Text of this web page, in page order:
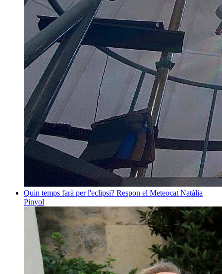
Quin temps farà per l'eclipsi? Respon el Meteocat Natàlia
Pinyol